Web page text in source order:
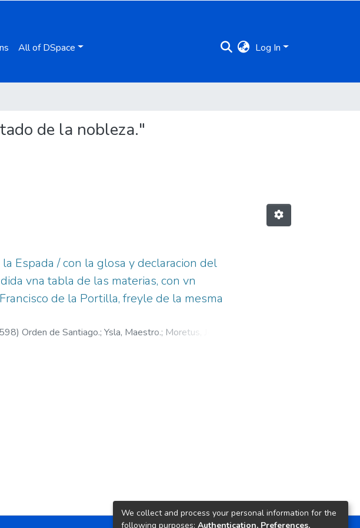
All of DSpace Log In
de la nobleza."
Espada / con la glosa y declaracion del
vna tabla de las materias, con vn
de la Portilla, freyle de la mesma
) Orden de Santiago.; Ysla, Maestro.; Moretus, Jan,
We collect and process your personal information for the
following purposes: Authentication, Preferences,